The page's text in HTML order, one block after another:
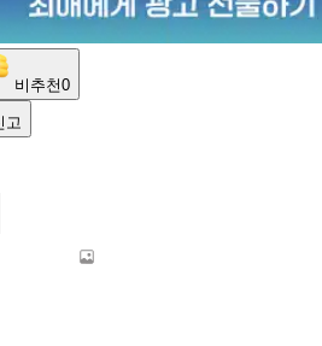
비추천0
고